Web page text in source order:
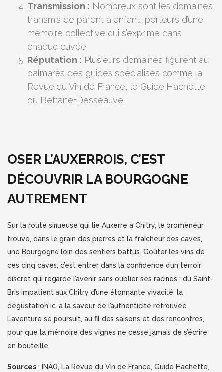
Transmission : Nombreux sont les domaines
transmis de parent à enfant, porteurs d’une
mémoire collective qui s’exprime dans
chaque cuvée.
Réputation : Plusieurs domaines figurent au
palmarès des guides spécialisés comme la
Revue du Vin de France, le Guide Hachette
ou Bettane+Desseauve.
OSER L’AUXERROIS, C’EST
DÉCOUVRIR LA BOURGOGNE
AUTREMENT
Sur la route sinueuse qui lie Auxerre à Chitry, le promeneur
trouve, dans le grain des pierres et la fraîcheur des caves,
une Bourgogne loin des sentiers battus. Goûter les vins de
ces cinq caves, c’est entrer dans la confidence d’un terroir
discret qui regarde l’avenir sans oublier ses racines : du Saint-
Bris impatient aux Chitry d’une étonnante vivacité, la
dégustation ici a la saveur de l’authenticité retrouvée.
L’aventure se poursuit, au fil des saisons et des rencontres,
pour que la mémoire des vignes ne cesse jamais de s’écrire
en bouteille.
Sources : INAO, La Revue du Vin de France, Guide Hachette,